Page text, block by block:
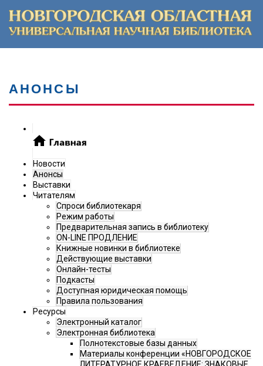
АНОНСЫ
Новости
Анонсы
Выставки
Читателям
Спроси библиотекаря
Режим работы
Предварительная запись в библиотеку
ON-LINE ПРОДЛЕНИЕ
Книжные новинки в библиотеке
Действующие выставки
Онлайн-тесты
Подкасты
Доступная юридическая помощь
Правила пользования
Ресурсы
Электронный каталог
Электронная библиотека
Полнотекстовые базы данных
Материалы конференции «НОВГОРОДСКОЕ